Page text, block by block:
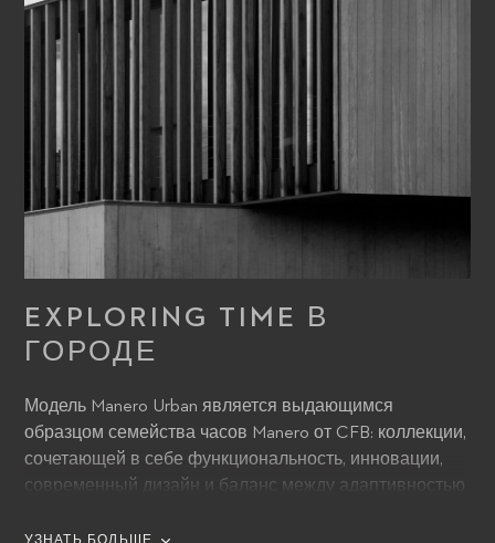
EXPLORING TIME В
ГОРОДЕ
Модель Manero Urban является выдающимся
образцом семейства часов Manero от CFB: коллекции,
сочетающей в себе функциональность, инновации,
современный дизайн и баланс между адаптивностью